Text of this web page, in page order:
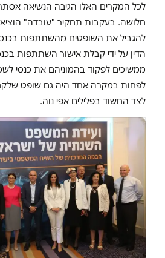
לכל המקרים האלו הגיבה הנשיאה
חלושה. בעקבות תחקיר "עובדה"
להגביל את השופטים מהשתתפות
הדין על ידי קבלת אישור השתתפות
ממשיכים לפקוד בהמוניהם את כנסי
לפחות במקרה אחד היה גם שופט
לצד החשוד בפלילים אפי נוה.